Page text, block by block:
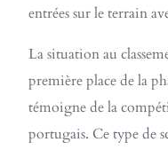
entrées sur le terrain
La situation au
première place de la
témoigne de la
portugais. Ce type de